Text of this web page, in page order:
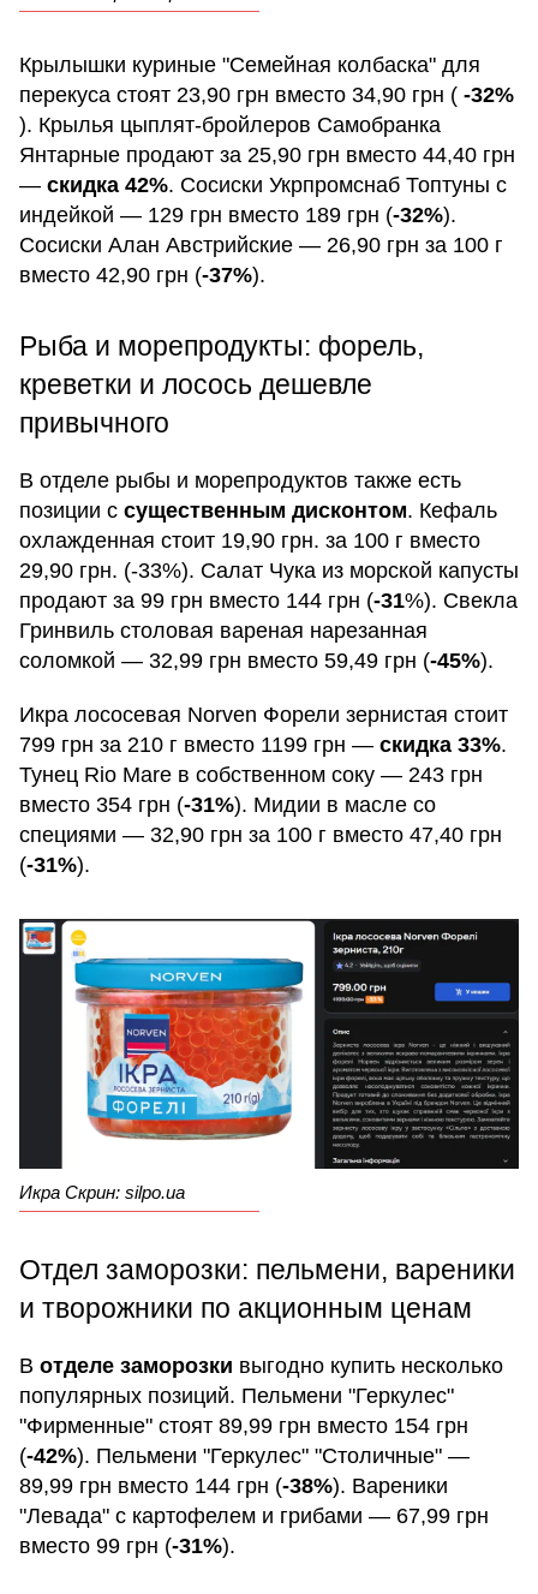
Крылышки куриные "Семейная колбаска" для
перекуса стоят 23,90 грн вместо 34,90 грн ( -32%
). Крылья цыплят-бройлеров Самобранка
Янтарные продают за 25,90 грн вместо 44,40 грн
— скидка 42%. Сосиски Укрпромснаб Топтуны с
индейкой — 129 грн вместо 189 грн (-32%).
Сосиски Алан Австрийские — 26,90 грн за 100 г
вместо 42,90 грн (-37%).
Рыба и морепродукты: форель,
креветки и лосось дешевле
привычного
В отделе рыбы и морепродуктов также есть
позиции с существенным дисконтом. Кефаль
охлажденная стоит 19,90 грн. за 100 г вместо
29,90 грн. (-33%). Салат Чука из морской капусты
продают за 99 грн вместо 144 грн (-31%). Свекла
Гринвиль столовая вареная нарезанная
соломкой — 32,99 грн вместо 59,49 грн (-45%).
Икра лососевая Norven Форели зернистая стоит
799 грн за 210 г вместо 1199 грн — скидка 33%.
Тунец Rio Mare в собственном соку — 243 грн
вместо 354 грн (-31%). Мидии в масле со
специями — 32,90 грн за 100 г вместо 47,40 грн
(-31%).
Икра Скрин: silpo.ua
Отдел заморозки: пельмени, вареники
и творожники по акционным ценам
В отделе заморозки выгодно купить несколько
популярных позиций. Пельмени "Геркулес"
"Фирменные" стоят 89,99 грн вместо 154 грн
(-42%). Пельмени "Геркулес" "Столичные" —
89,99 грн вместо 144 грн (-38%). Вареники
"Левада" с картофелем и грибами — 67,99 грн
вместо 99 грн (-31%).